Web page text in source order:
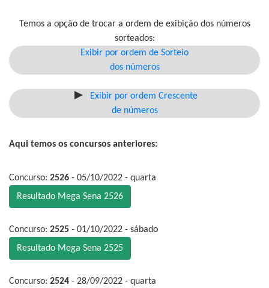
Temos a opção de trocar a ordem de exibição dos números
sorteados:
Exibir por ordem de Sorteio
dos números
Exibir por ordem Crescente
de números
Aqui temos os concursos anteriores:
Concurso: 2526 - 05/10/2022 - quarta
Resultado Mega Sena 2526
Concurso: 2525 - 01/10/2022 - sábado
Resultado Mega Sena 2525
Concurso: 2524 - 28/09/2022 - quarta